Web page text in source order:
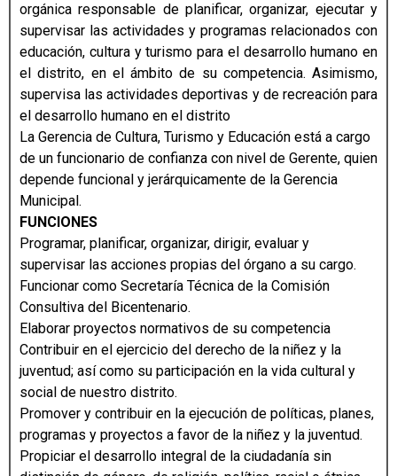
orgánica responsable de planificar, organizar, ejecutar y
supervisar las actividades y programas relacionados con
educación, cultura y turismo para el desarrollo humano en
el distrito, en el ámbito de su competencia. Asimismo,
supervisa las actividades deportivas y de recreación para
el desarrollo humano en el distrito
La Gerencia de Cultura, Turismo y Educación está a cargo
de un funcionario de confianza con nivel de Gerente, quien
depende funcional y jerárquicamente de la Gerencia
Municipal.
FUNCIONES
Programar, planificar, organizar, dirigir, evaluar y
supervisar las acciones propias del órgano a su cargo.
Funcionar como Secretaría Técnica de la Comisión
Consultiva del Bicentenario.
Elaborar proyectos normativos de su competencia
Contribuir en el ejercicio del derecho de la niñez y la
juventud; así como su participación en la vida cultural y
social de nuestro distrito.
Promover y contribuir en la ejecución de políticas, planes,
programas y proyectos a favor de la niñez y la juventud.
Propiciar el desarrollo integral de la ciudadanía sin